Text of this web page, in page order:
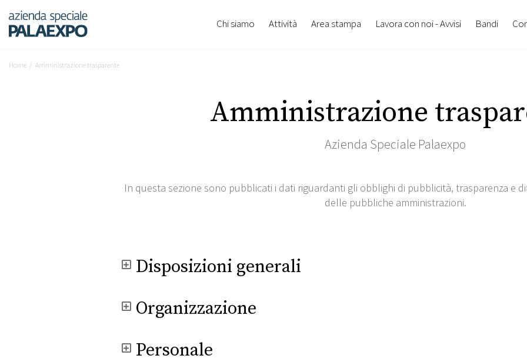
Chi siamo Attività Area stampa Lavora con noi - Avvisi Bandi
Home Amministrazione trasparente
Amministrazione
Azienda Speciale Palaexpo
In questa sezione sono pubblicati i dati riguardanti gli obblighi di pubblicità, trasparenza e
delle pubbliche amministrazioni.
Disposizioni generali
Organizzazione
Personale